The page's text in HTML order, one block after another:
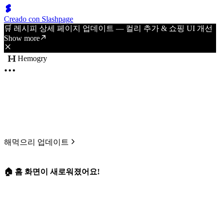
Creado con Slashpage
🛒 레시피 상세 페이지 업데이트 — 컬리 추가 & 쇼핑 UI 개선
Show more
Hemogry
해먹으리 업데이트
🏠 홈 화면이 새로워졌어요!